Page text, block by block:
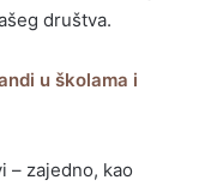
društva.
u školama i
– zajedno, kao